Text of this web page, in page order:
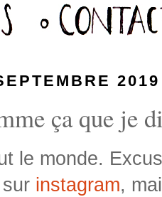
2019
ça que je
le monde.
instagram,